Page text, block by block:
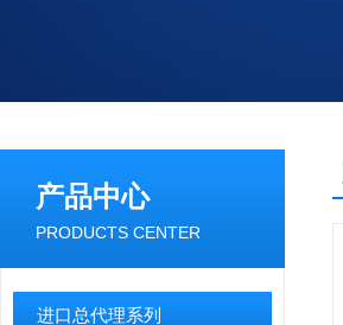
产品中心
PRODUCTS CENTER
进口总代理系列